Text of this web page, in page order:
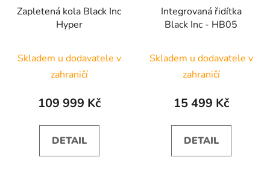
Zapletená kola Black Inc
Hyper
Skladem u dodavatele v
zahraničí
109 999 Kč
DETAIL
Integrovaná řidítka
Black Inc - HB05
Skladem u dodavatele v
zahraničí
15 499 Kč
DETAIL